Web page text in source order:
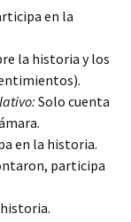
en la
la historia y los
Solo cuenta
en la historia.
participa